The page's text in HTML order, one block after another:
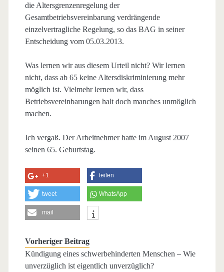
die Altersgrenzenregelung der
Gesamtbetriebsvereinbarung verdrängende
einzelvertragliche Regelung, so das BAG in seiner
Entscheidung vom 05.03.2013.
Was lernen wir aus diesem Urteil nicht? Wir lernen
nicht, dass ab 65 keine Altersdiskriminierung mehr
möglich ist. Vielmehr lernen wir, dass
Betriebsvereinbarungen halt doch manches unmöglich
machen.
Ich vergaß. Der Arbeitnehmer hatte im August 2007
seinen 65. Geburtstag.
+1 teilen
tweet WhatsApp
mail
Vorheriger Beitrag
Kündigung eines schwerbehinderten Menschen – Wie
unverzüglich ist eigentlich unverzüglich?